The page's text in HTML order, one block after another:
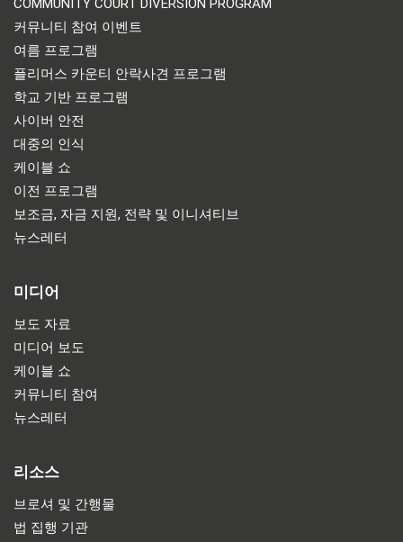
COMMUNITY COURT DIVERSION PROGRAM
커뮤니티 참여 이벤트
여름 프로그램
플리머스 카운티 안락사견 프로그램
학교 기반 프로그램
사이버 안전
대중의 인식
케이블 쇼
이전 프로그램
보조금, 자금 지원, 전략 및 이니셔티브
뉴스레터
미디어
보도 자료
미디어 보도
케이블 쇼
커뮤니티 참여
뉴스레터
리소스
브로셔 및 간행물
법 집행 기관